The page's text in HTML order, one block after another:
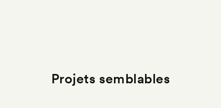
Projets semblables